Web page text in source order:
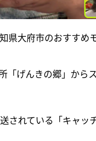
県大府市のおすすめ
「げんきの郷」から
されている「キャッ